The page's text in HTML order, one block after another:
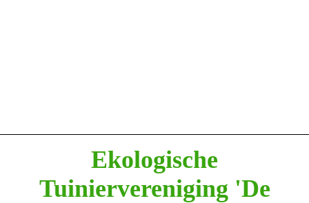
Ekologische
Tuiniervereniging 'De